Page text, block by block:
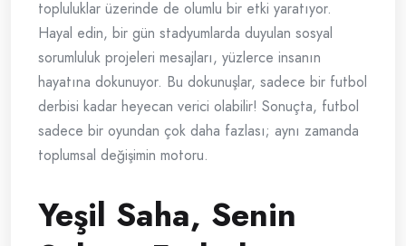
topluluklar üzerinde de olumlu bir etki yaratıyor.
Hayal edin, bir gün stadyumlarda duyulan sosyal
sorumluluk projeleri mesajları, yüzlerce insanın
hayatına dokunuyor. Bu dokunuşlar, sadece bir futbol
derbisi kadar heyecan verici olabilir! Sonuçta, futbol
sadece bir oyundan çok daha fazlası; aynı zamanda
toplumsal değişimin motoru.
Yeşil Saha, Senin